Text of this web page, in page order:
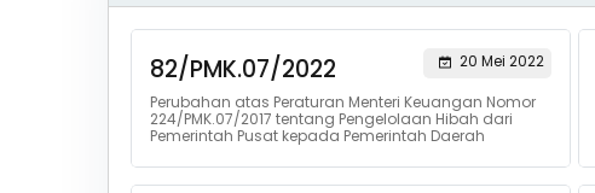
82/PMK.07/2022
20 Mei 2022
Perubahan atas Peraturan Menteri Keuangan Nomor
224/PMK.07/2017 tentang Pengelolaan Hibah dari
Pemerintah Pusat kepada Pemerintah Daerah